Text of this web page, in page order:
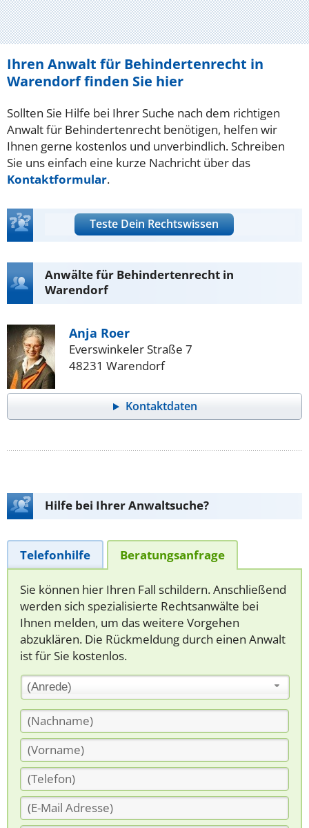
Ihren Anwalt für Behindertenrecht in
Warendorf finden Sie hier
Sollten Sie Hilfe bei Ihrer Suche nach dem richtigen
Anwalt für Behindertenrecht benötigen, helfen wir
Ihnen gerne kostenlos und unverbindlich. Schreiben
Sie uns einfach eine kurze Nachricht über das
Kontaktformular.
Teste Dein Rechtswissen
Anwälte für Behindertenrecht in
Warendorf
Anja Roer
Everswinkeler Straße 7
48231 Warendorf
Kontaktdaten
Hilfe bei Ihrer Anwaltsuche?
Telefonhilfe Beratungsanfrage
Sie können hier Ihren Fall schildern. Anschließend
werden sich spezialisierte Rechtsanwälte bei
Ihnen melden, um das weitere Vorgehen
abzuklären. Die Rückmeldung durch einen Anwalt
ist für Sie kostenlos.
(Anrede)